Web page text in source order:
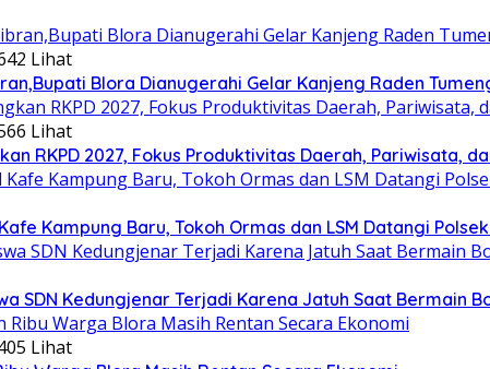
Lihat
Blora Dianugerahi Gelar Kanjeng Raden
Lihat
RKPD 2027, Fokus Produktivitas Daerah, Pariwisata,
Kampung Baru, Tokoh Ormas dan LSM Datangi
SDN Kedungjenar Terjadi Karena Jatuh Saat Bermain
Lihat